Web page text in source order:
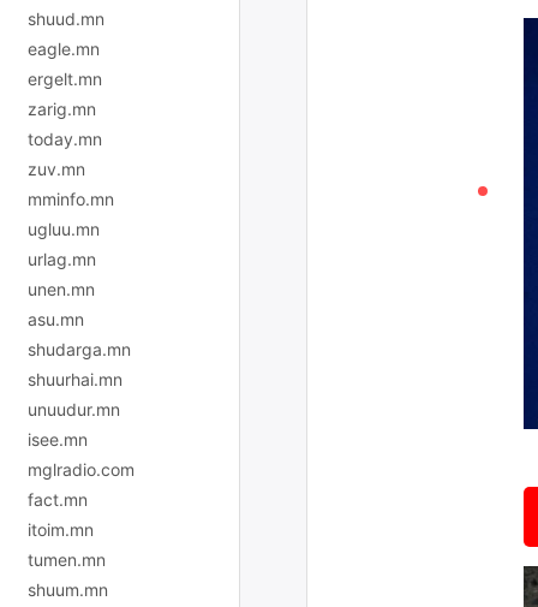
shuud.mn
eagle.mn
ergelt.mn
zarig.mn
today.mn
zuv.mn
mminfo.mn
ugluu.mn
urlag.mn
unen.mn
asu.mn
shudarga.mn
shuurhai.mn
unuudur.mn
isee.mn
mglradio.com
fact.mn
itoim.mn
tumen.mn
shuum.mn